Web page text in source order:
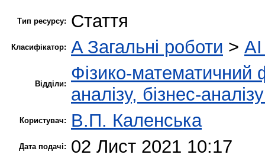
Тип ресурсу: Стаття
Класифікатор: A Загальні роботи > AI
Відділи:
Фізико-математичний
аналізу, бізнес-
Користувач: В.П. Каленська
Дата подачі: 02 Лист 2021 10:17